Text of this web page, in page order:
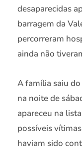
desaparecidas
barragem da
percorreram
ainda não
A família saiu
na noite de
apareceu na
possíveis
haviam sido